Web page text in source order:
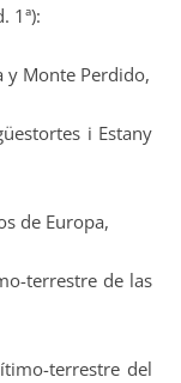
1ª):
y Monte Perdido,
i Estany
de Europa,
terrestre de las
terrestre del